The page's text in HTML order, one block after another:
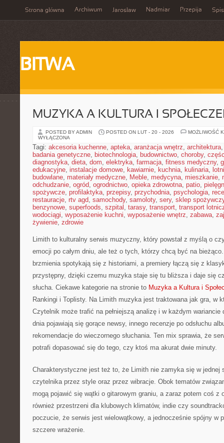
Strona główna Archiwum Jarosław Nadmiar Przepija
BITWA
MUZYKA A KULTURA I
POSTED BY ADMIN POSTED ON LUT - 20 - 2026
MOŻLIWOŚĆ
WYŁĄCZONA
Tagi: akcesoria kuchenne, apteka, aranżacja wnętrz, architektura
badania genetyczne, biotechnologia, budownictwo, choroby,
diagnostyka, dieta, dom, elektryka, farmacja, fitness medyczny,
edukacyjne, instalacje domowe, kawiarnie, kuchnia, kulinaria,
budowlane, materiały medyczne, Meble, medycyna, mieszkanie,
odchudzanie, ogród, ogrodnictwo, opieka zdrowotna, patio,
spożywcze, profilaktyka, przepisy, przychodnia, psychologia,
restauracje, rtv agd, samochody, samoloty, sery, sklep
benzynowe, superfoods, szpital , tarasy, transport, transport
wodociągi, wyposażenie kuchni, wyposażenie wnętrz, zabawa,
żywienie, zdrowie
Limith to kulturalny serwis muzyczny, który powstał z myślą o
emocji po całym dniu, ale też o tych, którzy chcą być na
brzmienia spotykają się z historiami, a premiery łączą się z
przystępny, dzięki czemu muzyka staje się tu bliższa i daje się
słucha. Ciekawe kategorie na stronie to Muzyka a Kultura i
Rankingi i Toplisty. Na Limith muzyka jest traktowana jak gra, w
Czytelnik może trafić na pełniejszą analizę i w każdym wariancie
dnia pojawiają się gorące newsy, innego recenzje po odsłuchu
rekomendacje do wieczornego słuchania. Ten mix sprawia, że
potrafi dopasować się do tego, czy ktoś ma akurat dwie minuty.
Charakterystyczne jest też to, że Limith nie zamyka się w jednej
czytelnika przez style oraz przez wibracje. Obok tematów
mogą pojawić się wątki o gitarowym graniu, a zaraz potem coś z
również przestrzeni dla klubowych klimatów, indie czy
poczucie, że serwis jest wielowątkowy, a jednocześnie spójny w
szczere wrażenie.